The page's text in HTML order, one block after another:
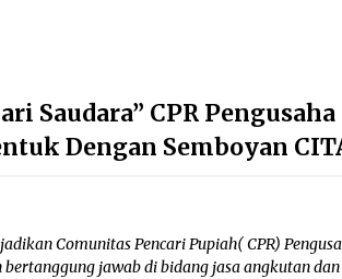
Saudara” CPR
Dengan Semboyan
Comunitas Pencari Pupiah( CPR)
jawab di bidang jasa angkutan